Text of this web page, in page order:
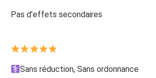
Pas d’effets secondaires
Sans réduction, Sans ordonnance